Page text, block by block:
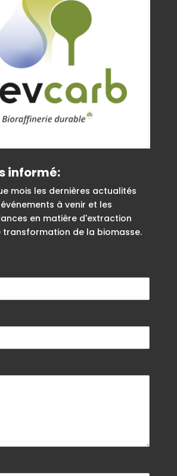
informé:
mois les dernières actualités
à venir et les
en matière d'extraction
de la biomasse.